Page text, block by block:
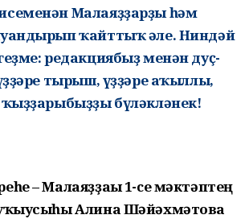
Малаяҙҙарҙы һәм
ҡайттыҡ әле. Ниндәй
редакциябыҙ менән дуҫ-
тырыш, үҙҙәре аҡыллы,
бүләкләнек!
– Малаяҙҙағы 1-cе мәктәптең
Алина Шәйәхмәтова